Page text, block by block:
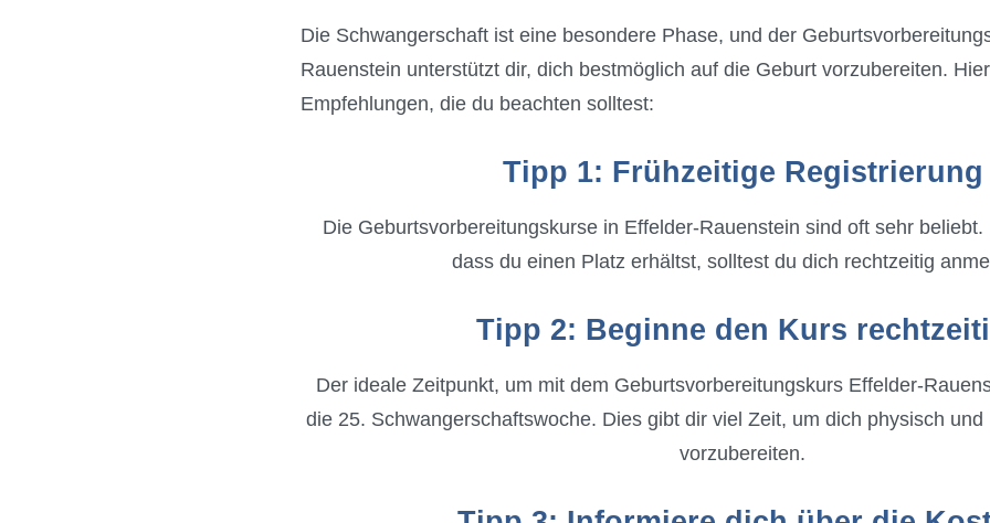
Die Schwangerschaft ist eine besondere Phase, und der
Rauenstein unterstützt dir, dich bestmöglich auf die Geburt vorzubereiten.
Empfehlungen, die du beachten solltest:
Tipp 1: Frühzeitige Registrierung
Die Geburtsvorbereitungskurse in Effelder-Rauenstein sind oft sehr
dass du einen Platz erhältst, solltest du dich rechtzeitig
Tipp 2: Beginne den Kurs
Der ideale Zeitpunkt, um mit dem Geburtsvorbereitungskurs Effelder-
die 25. Schwangerschaftswoche. Dies gibt dir viel Zeit, um dich physisch
vorzubereiten.